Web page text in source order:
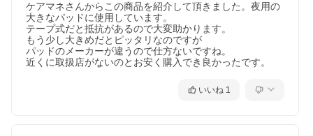
【適用】
ウエストサイズ：80cm〜105cm
【使用方法】
★介助者がはかせる場合
ケアマネさんからこの商品を紹介して頂きました。夜用の
大きなパッドに使用しています。
テープ式だと抵抗があるので大変助かります。
もう少し大きめだとピッタリなのですが
パッドのメーカーが違うので仕方ないですね。
近くに取扱店がないのとお安く購入でき良かったです。
いいね 1